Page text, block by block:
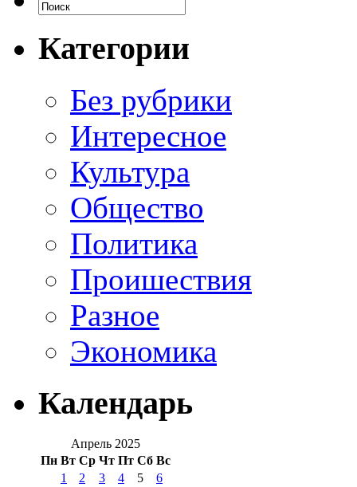
Категории
Без рубрики
Интересное
Культура
Общество
Политика
Проишествия
Разное
Экономика
Календарь
Апрель 2025
Пн Вт Ср Чт Пт Сб Вс
1 2 3 4 5
6